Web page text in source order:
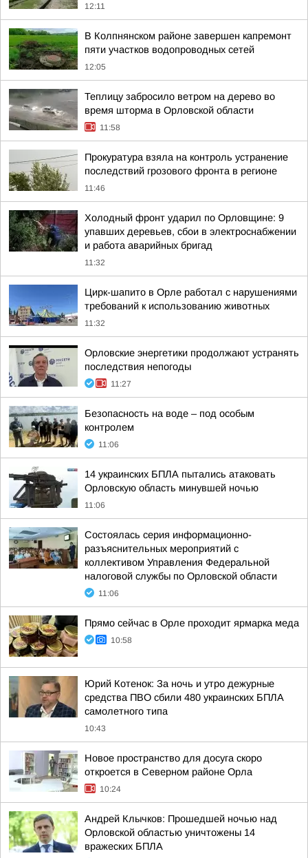
12:11
В Колпнянском районе завершен капремонт
пяти участков водопроводных сетей
12:05
Теплицу забросило ветром на дерево во
время шторма в Орловской области
11:58
Прокуратура взяла на контроль устранение
последствий грозового фронта в регионе
11:46
Холодный фронт ударил по Орловщине: 9
упавших деревьев, сбои в электроснабжении
и работа аварийных бригад
11:32
Цирк-шапито в Орле работал с нарушениями
требований к использованию животных
11:32
Орловские энергетики продолжают устранять
последствия непогоды
11:27
Безопасность на воде – под особым
контролем
11:06
14 украинских БПЛА пытались атаковать
Орловскую область минувшей ночью
11:06
Состоялась серия информационно-
разъяснительных мероприятий с
коллективом Управления Федеральной
налоговой службы по Орловской области
11:06
Прямо сейчас в Орле проходит ярмарка меда
10:58
Юрий Котенок: За ночь и утро дежурные
средства ПВО сбили 480 украинских БПЛА
самолетного типа
10:43
Новое пространство для досуга скоро
откроется в Северном районе Орла
10:24
Андрей Клычков: Прошедшей ночью над
Орловской областью уничтожены 14
вражеских БПЛА